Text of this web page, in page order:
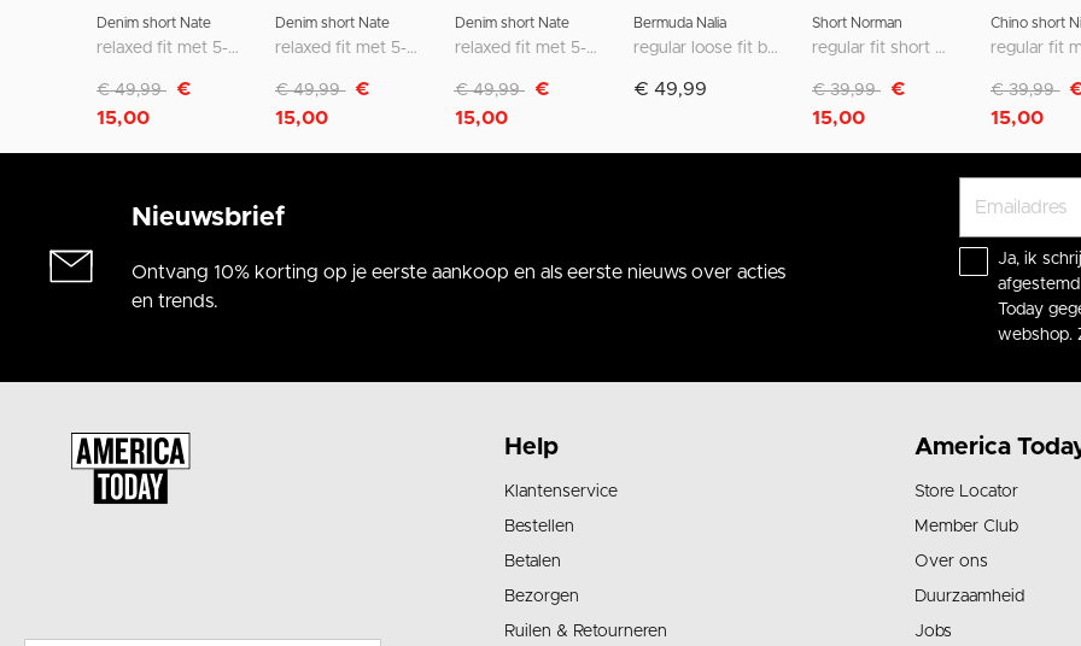
Denim short Nate
relaxed fit met 5-pocket design
Afgeprijsd van
€ 49,99 naar
€
15,00
Denim short Nate
relaxed fit met 5-pocket design
Afgeprijsd van
€ 49,99 naar
€
15,00
Denim short Nate
relaxed fit met 5-pocket design
Afgeprijsd van
€ 49,99 naar
€
15,00
Bermuda Nalia
regular loose fit bermuda met medium waist
€ 49,99
Short Norman
regular fit short met voor- en achterzakken
Afgeprijsd van
€ 39,99 naar
€
15,00
Chino short
Afgeprijsd
€ 39,99
15,00
Nieuwsbrief
Ontvang 10% korting op je eerste aankoop en als eerste nieuws over acties
en trends.
Ja, ik
Today
webshop.
Help
Klantenservice
Bestellen
Betalen
Bezorgen
Ruilen & Retourneren
America
Store Locator
Member Club
Over ons
Duurzaamheid
Jobs